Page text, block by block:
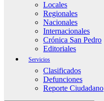
Locales
Regionales
Nacionales
Internacionales
Crónica San Pedro
Editoriales
Servicios
Clasificados
Defunciones
Reporte Ciudadano